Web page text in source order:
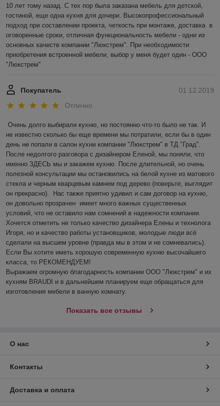
10 лет тому назад. С тех пор была заказана мебель для детской,
гостиной, еще одна кухня для дочери. Высокопрофессиональный
подход при составлении проекта, четкость при монтаже, доставка  в
оговоренные сроки, отличная функциональность мебели - одни из
основных качеств компании "Люкстрем". При необходимости
приобретения встроенной мебели, выбор у меня будет один - ООО
"Люкстрем"
01.12.2019
Покупатель
Отлично
Очень долго выбирали кухню, но постоянно что-то было не так. И
не известно сколько бы еще времени мы потратили, если бы в один
день не попали в салон кухни компании "Люкстрем" в ТД "Град".
После недолгого разговора с дизайнером Еленой, мы поняли, что
именно ЗДЕСЬ мы и закажем кухню. После длительной, но очень
полезной консультации мы остановились на белой кухне из матового
стекла и черным кварцевым камнем под дерево (поверьте, выглядит
он прекрасно).  Нас также приятно удивил и сам договор на кухню,
он довольно прозрачен  имеет много важных существенных
условий, что не оставило нам сомнений в надежности компании.
Хочется отметить не только качество дизайнера Елены и технолога
Игоря, но и качество работы установщиков, молодые люди всё
сделали на высшем уровне (правда мы в этом и не сомневались).
Если Вы хотите иметь хорошую современную кухню высочайшего
класса, то РЕКОМЕНДУЕМ!
Выражаем огромную благодарность компании ООО "Люкстрем" и их
кухням BRAUDI и в дальнейшем планируем еще обращаться для
изготовления мебели в ванную комнату.
Показать все отзывы
О нас
Контакты
Доставка и оплата